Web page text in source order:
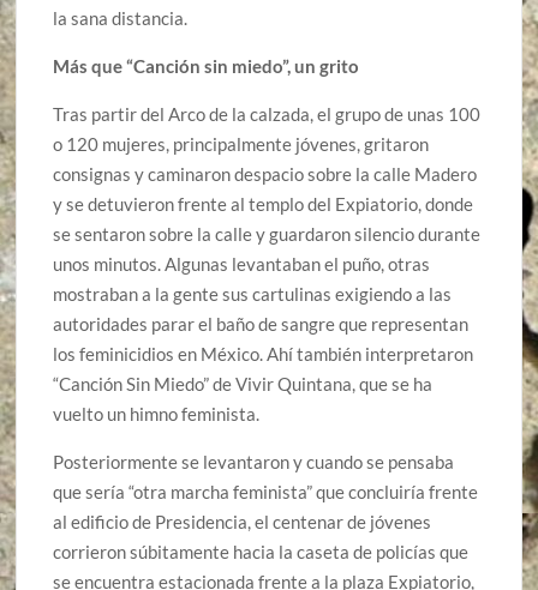
la sana distancia.
Más que “Canción sin miedo”, un grito
Tras partir del Arco de la calzada, el grupo de unas 100
o 120 mujeres, principalmente jóvenes, gritaron
consignas y caminaron despacio sobre la calle Madero
y se detuvieron frente al templo del Expiatorio, donde
se sentaron sobre la calle y guardaron silencio durante
unos minutos. Algunas levantaban el puño, otras
mostraban a la gente sus cartulinas exigiendo a las
autoridades parar el baño de sangre que representan
los feminicidios en México. Ahí también interpretaron
“Canción Sin Miedo” de Vivir Quintana, que se ha
vuelto un himno feminista.
Posteriormente se levantaron y cuando se pensaba
que sería “otra marcha feminista” que concluiría frente
al edificio de Presidencia, el centenar de jóvenes
corrieron súbitamente hacia la caseta de policías que
se encuentra estacionada frente a la plaza Expiatorio,